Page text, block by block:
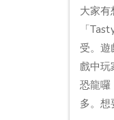
大家
「
受。
戲中玩
恐龍囉
多。